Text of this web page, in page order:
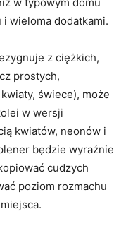
wieloma dodatkami.
z ciężkich,
prostych,
świece), może
w wersji
kwiatów, neonów i
będzie wyraźnie
cudzych
poziom rozmachu